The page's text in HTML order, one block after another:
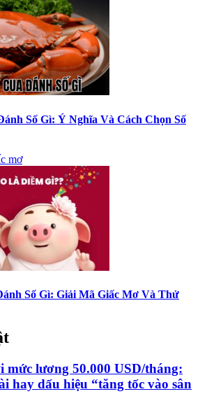
Số Gì: Ý Nghĩa Và Cách Chọn Số
mơ
Số Gì: Giải Mã Giấc Mơ Và Thử
mức lương 50.000 USD/tháng:
hay dấu hiệu “tăng tốc vào sân